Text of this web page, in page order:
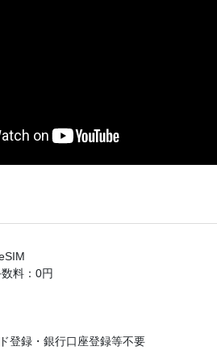
料：0円
登録・銀行口座登録等不要